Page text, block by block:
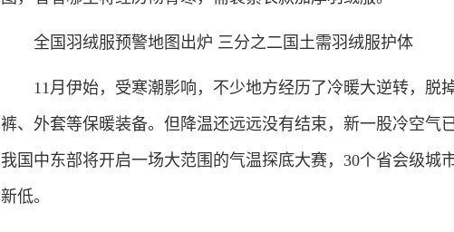
全国羽绒服预警地图出炉 三分之二国土需羽绒服护体
11月伊始，受寒潮影响，不少地方经历了冷暖大逆转，脱
裤、外套等保暖装备。但降温还远远没有结束，新一股冷空气
我国中东部将开启一场大范围的气温探底大赛，30个省会级城
新低。